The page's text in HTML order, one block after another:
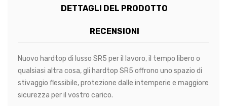
DETTAGLI DEL PRODOTTO
RECENSIONI
Nuovo hardtop di lusso SR5 per il lavoro, il tempo libero o
qualsiasi altra cosa, gli hardtop SR5 offrono uno spazio di
stivaggio flessibile, protezione dalle intemperie e maggiore
sicurezza per il vostro carico.